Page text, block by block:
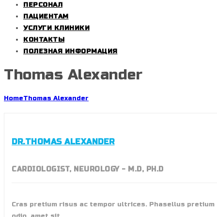
ПЕРСОНАЛ
ПАЦИЕНТАМ
УСЛУГИ КЛИНИКИ
КОНТАКТЫ
ПОЛЕЗНАЯ ИНФОРМАЦИЯ
Thomas Alexander
HomeThomas Alexander
DR.THOMAS ALEXANDER
CARDIOLOGIST, NEUROLOGY - M.D, PH.D
Cras pretium risus ac tempor ultrices. Phasellus pretium